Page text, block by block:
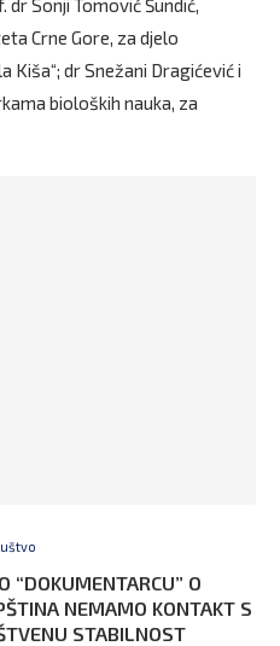
dr Sonji Tomović Šundić,
Crne Gore, za djelo
Kiša“; dr Snežani Dragićević i
bioloških nauka, za
“DOKUMENTARCU” O
NEMAMO KONTAKT S
STABILNOST